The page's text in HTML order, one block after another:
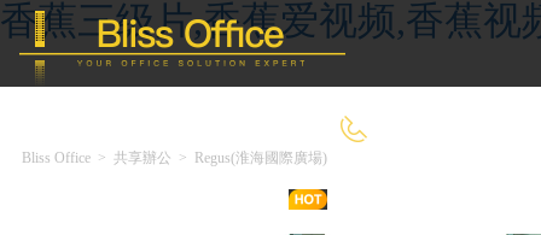
香蕉三级片,香蕉爱视频,香蕉视
Bliss Office > 共享辦公 > Regus(淮海國際廣場)